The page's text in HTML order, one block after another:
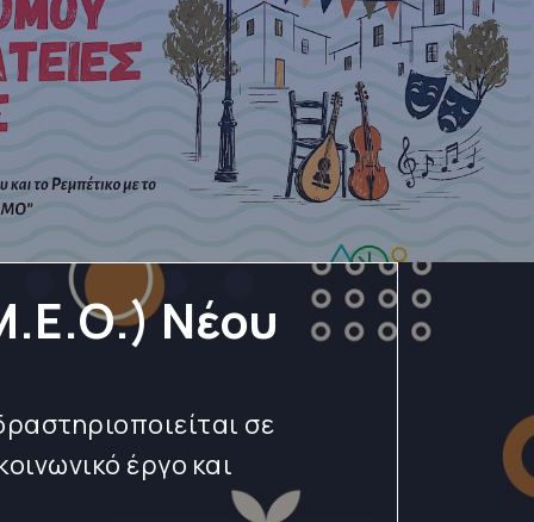
Νέου
σε
έργο και